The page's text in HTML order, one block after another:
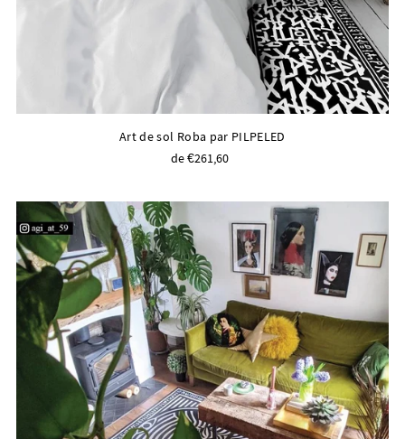
Art de sol Roba par PILPELED
de €261,60